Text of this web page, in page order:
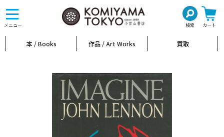
メニュー 検索 カート
toggle
navigation
本 / Books 作品 / Art Works 買取